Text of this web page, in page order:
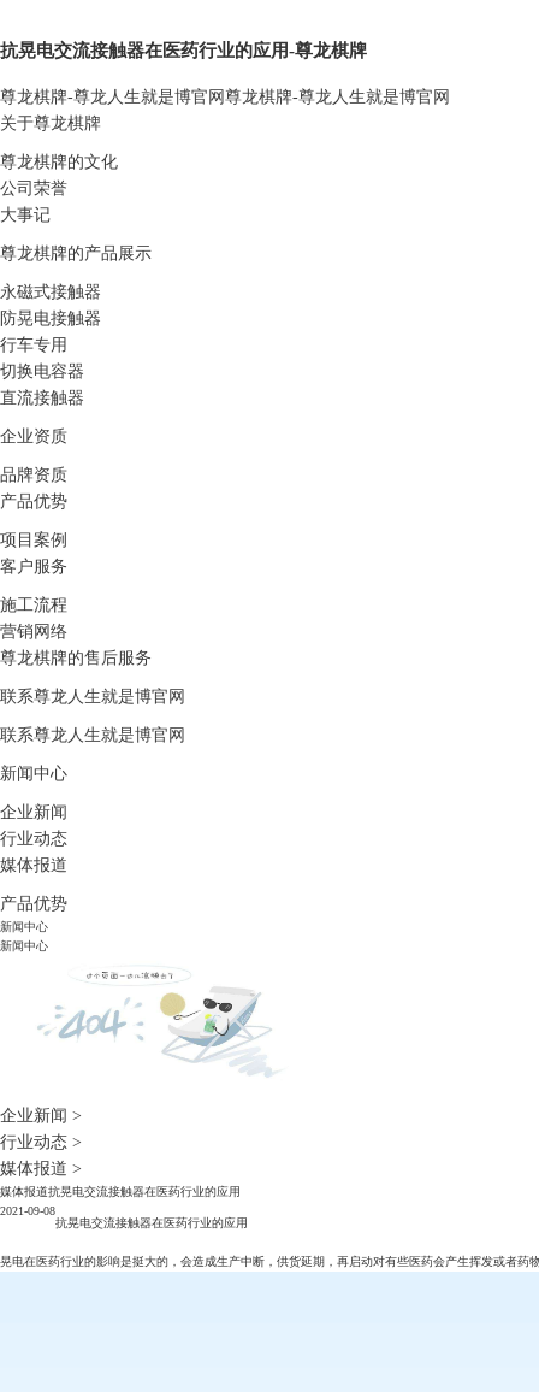
抗晃电交流接触器在医药行业的应用-尊龙棋牌
尊龙棋牌-尊龙人生就是博官网 尊龙棋牌-尊龙人生就是博官网
关于尊龙棋牌
尊龙棋牌的文化
公司荣誉
大事记
尊龙棋牌的产品展示
永磁式接触器
防晃电接触器
行车专用
切换电容器
直流接触器
企业资质
品牌资质
产品优势
项目案例
客户服务
施工流程
营销网络
尊龙棋牌的售后服务
联系尊龙人生就是博官网
联系尊龙人生就是博官网
新闻中心
企业新闻
行业动态
媒体报道
产品优势
新闻中心
新闻中心
企业新闻 >
行业动态 >
媒体报道 >
媒体报道抗晃电交流接触器在医药行业的应用
2021-09-08
抗晃电交流接触器在医药行业的应用
晃电在医药行业的影响是挺大的，会造成生产中断，供货延期，再启动对有些医药会产生挥发或者